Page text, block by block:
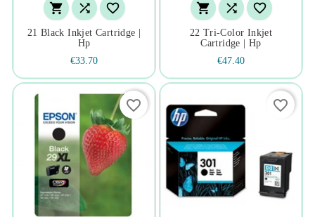
  
21 Black Inkjet Cartridge |
Hp
€33.70
  
22 Tri-Color Inkjet
Cartridge | Hp
€47.40
favorite_border favorite_border